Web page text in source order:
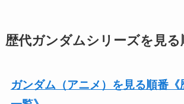
歴代ガンダムシリーズを見る
ガンダム（アニメ）を見る順番《